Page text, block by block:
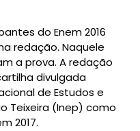
do Enem 2016
redação. Naquele
a prova. A redação
divulgada
de Estudos e
Teixeira (Inep) como
2017.